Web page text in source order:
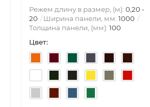
Режем длину в размер, (м): 0,20 -
20
Ширина панели, мм: 1000
Толщина панели, (мм): 100
Цвет: